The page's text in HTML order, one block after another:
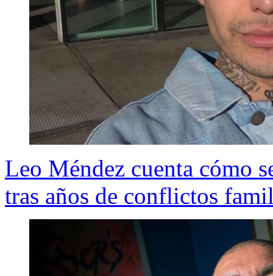
Leo Méndez cuenta cómo
tras años de conflictos